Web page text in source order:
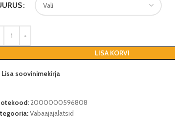
LISA KORVI
Lisa soovinimekirja
2000000596808
Vabaajajalatsid